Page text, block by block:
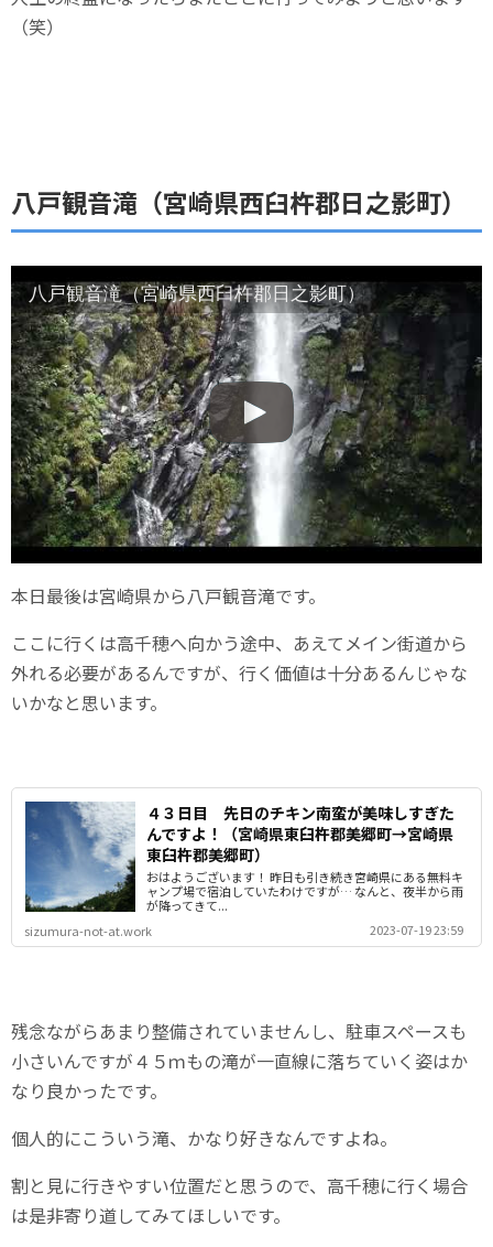
（笑）
八戸観音滝（宮崎県西臼杵郡日之影町）
八戸観音滝（宮崎県西臼杵郡日之影町）
本日最後は宮崎県から八戸観音滝です。
ここに行くは高千穂へ向かう途中、あえてメイン街道から
外れる必要があるんですが、行く価値は十分あるんじゃな
いかなと思います。
４３日目 先日のチキン南蛮が美味しすぎた
んですよ！（宮崎県東臼杵郡美郷町→宮崎県
東臼杵郡美郷町）
おはようございます！ 昨日も引き続き宮崎県にある無料キ
ャンプ場で宿泊していたわけですが… なんと、夜半から雨
が降ってきて...
sizumura-not-at.work
2023-07-19 23:59
残念ながらあまり整備されていませんし、駐車スペースも
小さいんですが４５ｍもの滝が一直線に落ちていく姿はか
なり良かったです。
個人的にこういう滝、かなり好きなんですよね。
割と見に行きやすい位置だと思うので、高千穂に行く場合
は是非寄り道してみてほしいです。